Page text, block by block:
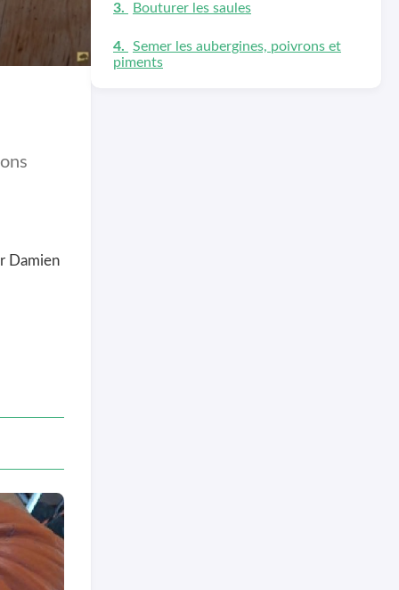
Bouturer les saules
Semer les aubergines, poivrons et
piments
Damien